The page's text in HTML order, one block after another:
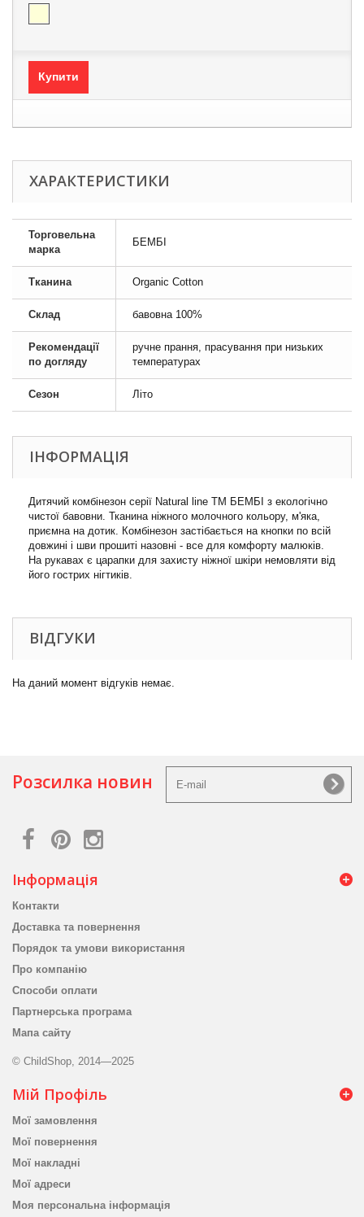
Купити
ХАРАКТЕРИСТИКИ
Торговельна
марка
БЕМБІ
Тканина Organic Cotton
Склад бавовна 100%
Рекомендації
по догляду
ручне прання, прасування при низьких
температурах
Сезон Літо
ІНФОРМАЦІЯ
Дитячий комбінезон серії Natural line ТМ БЕМБІ з екологічно
чистої бавовни. Тканина ніжного молочного кольору, м'яка,
приємна на дотик. Комбінезон застібається на кнопки по всій
довжині і шви прошиті назовні - все для комфорту малюків.
На рукавах є царапки для захисту ніжної шкіри немовляти від
його гострих нігтиків.
ВІДГУКИ
На даний момент відгуків немає.
Розсилка новин
Інформація
Контакти
Доставка та повернення
Порядок та умови використання
Про компанію
Способи оплати
Партнерська програма
Мапа сайту
© ChildShop, 2014—2025
Мій Профіль
Мої замовлення
Мої повернення
Мої накладні
Мої адреси
Моя персональна інформація